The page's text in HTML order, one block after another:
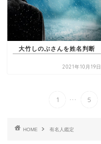
大竹しのぶさんを姓名判断
2021年10月19日
1 ... 5
HOME 有名人鑑定